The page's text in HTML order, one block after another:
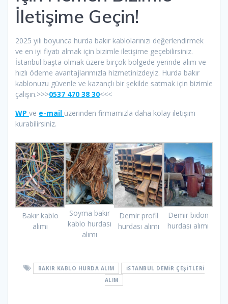
İletişime Geçin!
2025 yılı boyunca hurda bakır kablolarınızı değerlendirmek
ve en iyi fiyatı almak için bizimle iletişime geçebilirsiniz.
İstanbul başta olmak üzere birçok bölgede yerinde alım ve
hızlı ödeme avantajlarımızla hizmetinizdeyiz. Hurda bakır
kablonuzu güvenle ve kazançlı bir şekilde satmak için bizimle
çalışın.>>>0537 470 38 30<<<
WP ve e-mail üzerinden firmamızla daha kolay iletişim
kurabilirsiniz.
Bakır kablo
alımı
Soyma bakır
kablo hurdası
alımı
Demir profil
hurdası alımı
Demir bidon
hurdası alımı
BAKIR KABLO HURDA ALIM
ISTANBUL DEMIR ÇEŞITLERI
ALIM